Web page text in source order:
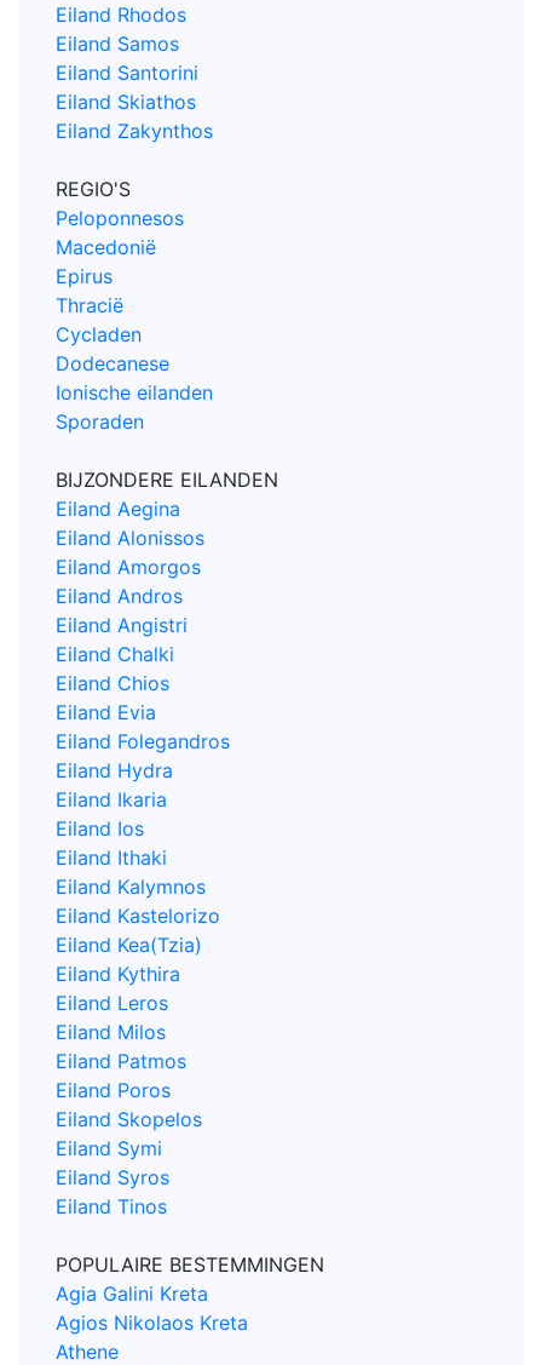
Eiland Rhodos
Eiland Samos
Eiland Santorini
Eiland Skiathos
Eiland Zakynthos
REGIO'S
Peloponnesos
Macedonië
Epirus
Thracië
Cycladen
Dodecanese
Ionische eilanden
Sporaden
BIJZONDERE EILANDEN
Eiland Aegina
Eiland Alonissos
Eiland Amorgos
Eiland Andros
Eiland Angistri
Eiland Chalki
Eiland Chios
Eiland Evia
Eiland Folegandros
Eiland Hydra
Eiland Ikaria
Eiland Ios
Eiland Ithaki
Eiland Kalymnos
Eiland Kastelorizo
Eiland Kea(Tzia)
Eiland Kythira
Eiland Leros
Eiland Milos
Eiland Patmos
Eiland Poros
Eiland Skopelos
Eiland Symi
Eiland Syros
Eiland Tinos
POPULAIRE BESTEMMINGEN
Agia Galini Kreta
Agios Nikolaos Kreta
Athene